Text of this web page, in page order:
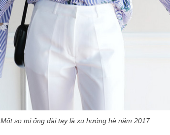
Mốt sơ mi ống dài tay là xu hướng hè năm 2017